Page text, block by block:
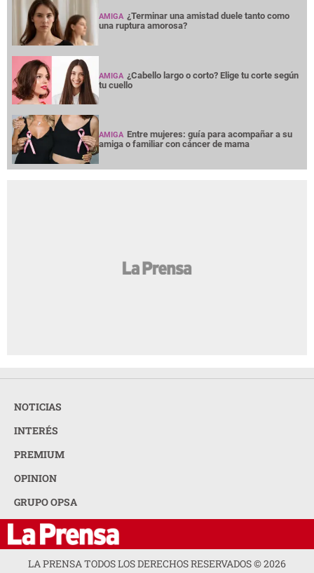
AMIGA ¿Terminar una amistad duele tanto como
una ruptura amorosa?
AMIGA ¿Cabello largo o corto? Elige tu corte según
tu cuello
AMIGA Entre mujeres: guía para acompañar a su
amiga o familiar con cáncer de mama
NOTICIAS
INTERÉS
PREMIUM
OPINION
GRUPO OPSA
LA PRENSA TODOS LOS DERECHOS RESERVADOS ©2026